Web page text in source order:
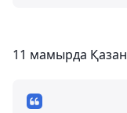
11 мамырда